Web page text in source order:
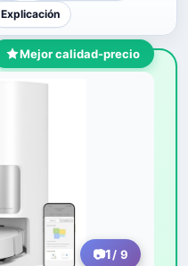
Explicación
Mejor calidad-precio
1/ 9